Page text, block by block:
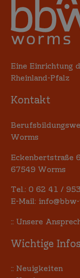
Eine Einrichtung
Rheinland-Pfalz
Kontakt
Worms
Eckenbertstraße
67549 Worms
Tel.:0 62 41 /
E-Mail:
::Unsere
Wichtige Infos
::Neuigkeiten